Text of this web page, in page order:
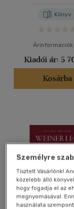
mind(5)
Nyelv szerint
Magyar(380)
Lengyel(1)
Német(25)
Német -
Olasz(1)
Spanyol(2)
Könyv
Árinformációk
Kiadói ár: 5
Kosárba
Személyre
Tisztelt Vásárlónk!
közelebb álló
hogy fogadja el az
megnyomásával.
használata